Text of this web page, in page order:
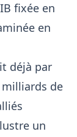
fixée en
en
déjà par
de
un